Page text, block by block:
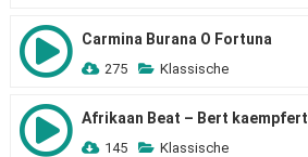
Carmina Burana O Fortuna
275 Klassische
Afrikaan Beat – Bert kaempfert
145 Klassische